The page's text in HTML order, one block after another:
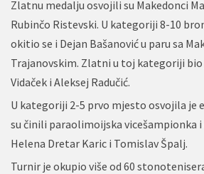
Zlatnu medalju osvojili su Makedonci
Rubinčo Ristevski. U kategoriji 8-10
okitio se i Dejan Bašanović u paru sa
Trajanovskim. Zlatni u toj kategoriji bio
Vidaček i Aleksej Radučić.
U kategoriji 2-5 prvo mjesto osvojila je
su činili paraolimoijska vicešampionka
Helena Dretar Karic i Tomislav Špalj.
Turnir je okupio više od 60